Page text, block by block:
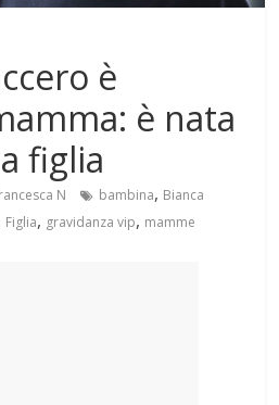
è
è nata
figlia
N bambina, Bianca
Figlia, gravidanza vip, mamme